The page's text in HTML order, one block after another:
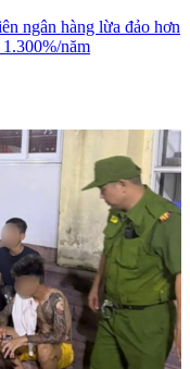
ngân hàng lừa đảo hơn
năm